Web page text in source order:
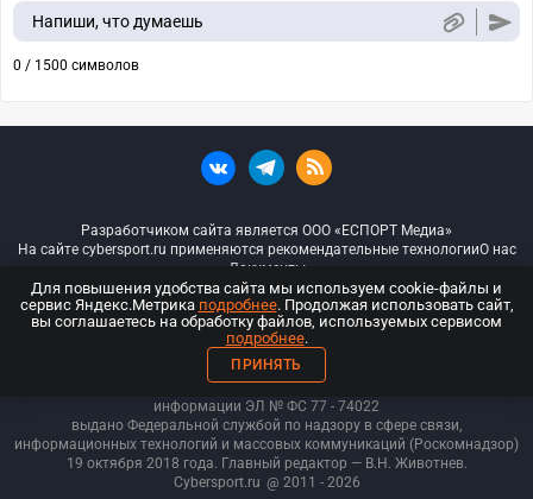
Напиши, что думаешь
0 / 1500 символов
Разработчиком сайта является ООО «ЕСПОРТ Медиа»
На сайте cybersport.ru применяются рекомендательные технологииО нас
Документы
© ООО «Киберспорт.ру» — Все права защищены
18+
ООО «Киберспорт.ру». Свидетельство о регистрации средств массовой
информации ЭЛ № ФС 77 - 74022
выдано Федеральной службой по надзору в сфере связи,
информационных технологий и массовых коммуникаций (Роскомнадзор)
19 октября 2018 года. Главный редактор — В.Н. Животнев.
Cybersport.ru @ 2011 - 2026
Для повышения удобства сайта мы используем cookie-файлы и
сервис Яндекс.Метрика подробнее. Продолжая использовать сайт,
вы соглашаетесь на обработку файлов, используемых сервисом
подробнее.
ПРИНЯТЬ